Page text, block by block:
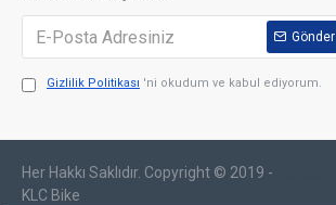
Gönder
Gizlilik Politikası 'ni okudum ve kabul ediyorum.
Her Hakkı Saklıdır. Copyright © 2019 -
KLC Bike